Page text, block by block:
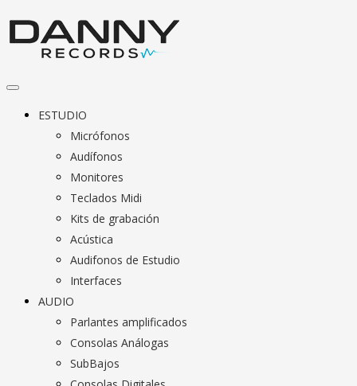
ESTUDIO
Micrófonos
Audífonos
Monitores
Teclados Midi
Kits de grabación
Acústica
Audifonos de Estudio
Interfaces
AUDIO
Parlantes amplificados
Consolas Análogas
SubBajos